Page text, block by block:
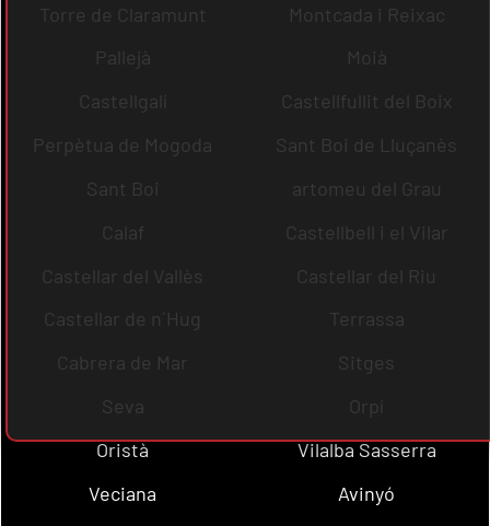
Torre de Claramunt
Montcada i Reixac
Pallejà
Moià
Castellgalí
Castellfullit del Boix
Perpètua de Mogoda
Sant Boi de Lluçanès
Sant Boi
artomeu del Grau
Calaf
Castellbell i el Vilar
Castellar del Vallès
Castellar del Riu
Castellar de n´Hug
Terrassa
Cabrera de Mar
Sitges
Seva
Orpí
Oristà
Vilalba Sasserra
Veciana
Avinyó